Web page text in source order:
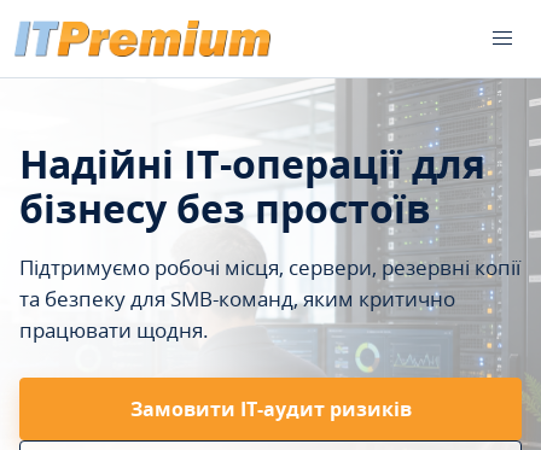
Надійні IT-операції для
бізнесу без простоїв
Підтримуємо робочі місця, сервери, резервні копії
та безпеку для SMB-команд, яким критично
працювати щодня.
Замовити ІТ-аудит ризиків